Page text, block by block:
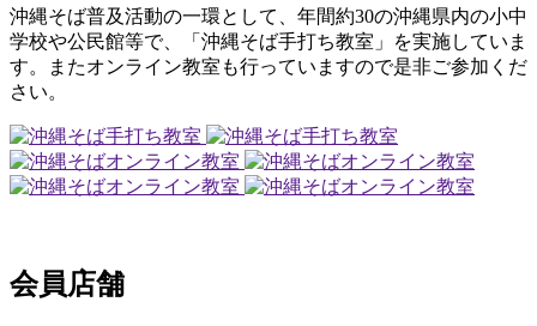
沖縄そば普及活動の一環として、年間約30の沖縄県内の小中
学校や公民館等で、「沖縄そば手打ち教室」を実施していま
す。またオンライン教室も行っていますので是非ご参加くだ
さい。
会員店舗